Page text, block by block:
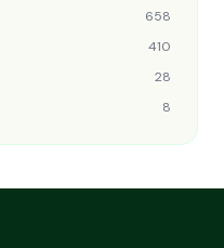
658
410
28
8